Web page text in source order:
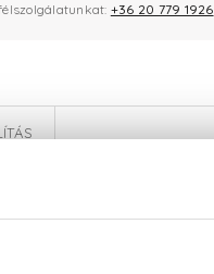
+36 20 779 1926